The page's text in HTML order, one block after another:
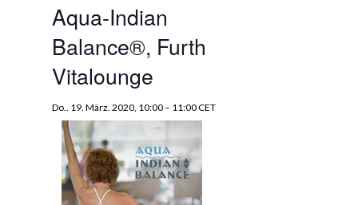
Aqua-Indian
Balance®, Furth
Vitalounge
Do.. 19. März. 2020, 10:00– 11:00CET